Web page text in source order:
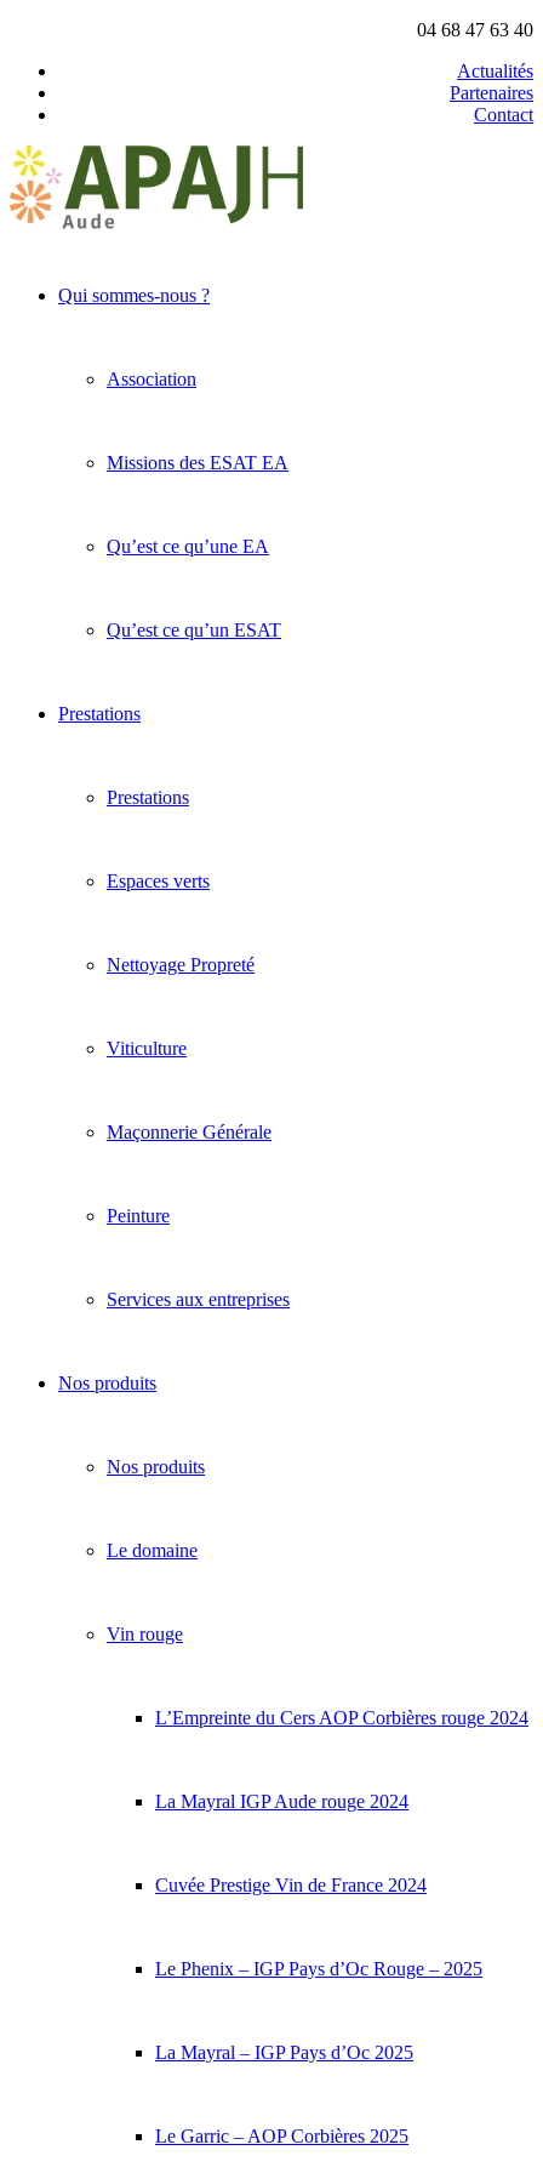
04 68 47 63 40
Actualités
Partenaires
Contact
Qui sommes-nous ?
Association
Missions des ESAT EA
Qu’est ce qu’une EA
Qu’est ce qu’un ESAT
Prestations
Prestations
Espaces verts
Nettoyage Propreté
Viticulture
Maçonnerie Générale
Peinture
Services aux entreprises
Nos produits
Nos produits
Le domaine
Vin rouge
L’Empreinte du Cers AOP Corbières rouge 2024
La Mayral IGP Aude rouge 2024
Cuvée Prestige Vin de France 2024
Le Phenix – IGP Pays d’Oc Rouge – 2025
La Mayral – IGP Pays d’Oc 2025
Le Garric – AOP Corbières 2025